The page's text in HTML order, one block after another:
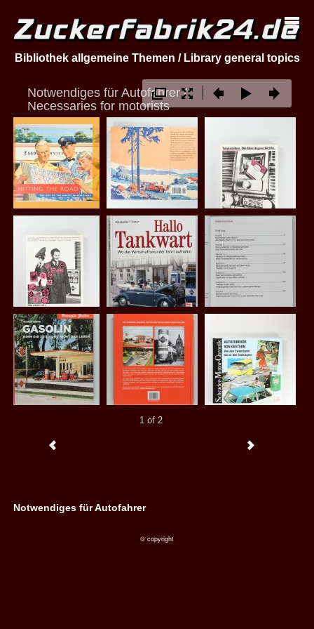
Bibliothek allgemeine Themen / Library general topics
1 of 2
Notwendiges für Autofahrer /
Necessaries for motorists
Notwendiges für Autofahrer
© copyright